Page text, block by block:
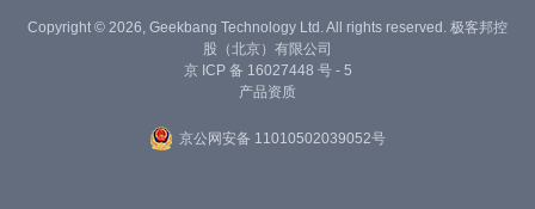
Copyright © 2026, Geekbang Technology Ltd. All rights reserved. 极客邦控
股（北京）有限公司
京 ICP 备 16027448 号 - 5
产品资质
京公网安备 11010502039052号